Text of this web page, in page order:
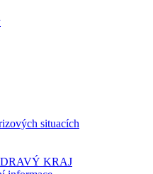
situacích
KRAJ